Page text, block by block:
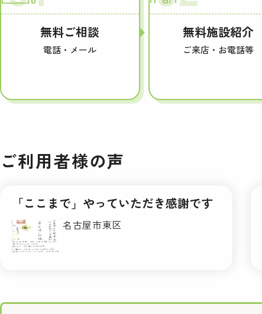
無料ご相談
電話・メール
無料施設紹介
ご来店・お電話等
ご利用者様の声
「ここまで」やっていただき感謝です
名古屋市東区